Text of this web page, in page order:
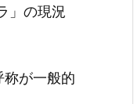
」の現況
称が一般的